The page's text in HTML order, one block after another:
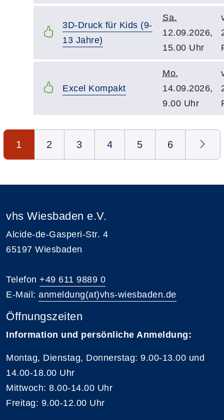
3D-Druck für Kids (9-
13 Jahre)
Sa.
12.09.2026,
15.00 Uhr
Excel Kompakt
Mo.
14.09.2026,
9.00 Uhr
1 2 3 4 5 6
vhs Wiesbaden e.V.
Alcide-de-Gasperi-Str. 4
65197 Wiesbaden
Telefon +49 611 9889 0
E-Mail: anmeldung(at)vhs-wiesbaden.de
Öffnungszeiten
Information und persönliche Anmeldung:
Montag, Dienstag, Donnerstag: 9.00-13.00 und
14.00-18.00 Uhr
Mittwoch: 8.00-14.00 Uhr
Freitag: 9.00-12.00 Uhr